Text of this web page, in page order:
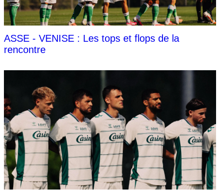
ASSE - VENISE : Les tops et flops de la
rencontre